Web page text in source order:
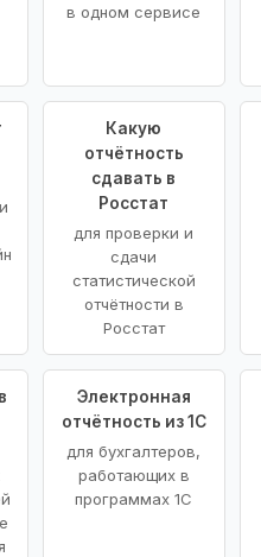
в одном сервисе
Какую
отчётность
сдавать в
Росстат
для проверки и
сдачи
статистической
отчётности в
Росстат
Электронная
отчётность из 1С
для бухгалтеров,
работающих в
программах 1С